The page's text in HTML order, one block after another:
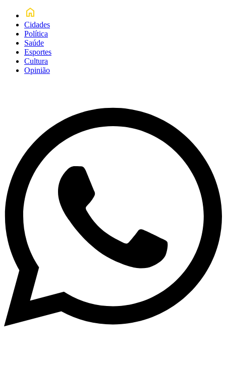
Cidades
Política
Saúde
Esportes
Cultura
Opinião